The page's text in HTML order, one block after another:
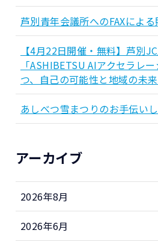
芦別青年会議所へのFAXによ
【4月22日開催・無料】芦別
「ASHIBETSU AIアクセラレ
つ、自己の可能性と地域の未
あしべつ雪まつりのお手伝い
アーカイブ
2026年8月
2026年6月